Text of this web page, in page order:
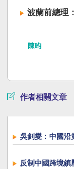
波蘭前總理
陳昀
作者相關文章
吳釗燮：中國沿
反制中國跨境鎮